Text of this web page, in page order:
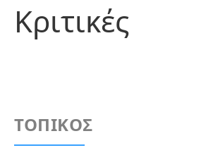
Κριτικές
ΤΟΠΙΚΟΣ